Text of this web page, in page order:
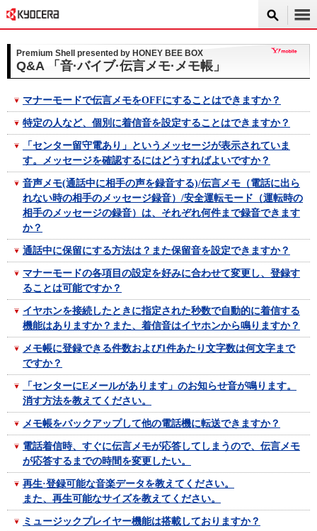
Premium Shell presented by HONEY BEE BOX
Q&A 「音·バイブ·伝言メモ·メモ帳」
マナーモードで伝言メモをOFFにすることはできますか？
特定の人など、個別に着信音を設定することはできますか？
「センター留守電あり」というメッセージが表示されていま
す。メッセージを確認するにはどうすればよいですか？
音声メモ(通話中に相手の声を録音する)/伝言メモ（電話に出ら
れない時の相手のメッセージ録音）/安全運転モード（運転時の
相手のメッセージの録音）は、それぞれ何件まで録音できます
か？
通話中に保留にする方法は？また保留音を設定できますか？
マナーモードの各項目の設定を好みに合わせて変更し、登録す
ることは可能ですか？
イヤホンを接続したときに指定された秒数で自動的に着信する
機能はありますか？また、着信音はイヤホンから鳴りますか？
メモ帳に登録できる件数および1件あたり文字数は何文字まで
ですか？
「センターにEメールがあります」のお知らせ音が鳴ります。
消す方法を教えてください。
メモ帳をバックアップして他の電話機に転送できますか？
電話着信時、すぐに伝言メモが応答してしまうので、伝言メモ
が応答するまでの時間を変更したい。
再生·登録可能な音楽データを教えてください。
また、再生可能なサイズを教えてください。
ミュージックプレイヤー機能は搭載しておりますか？